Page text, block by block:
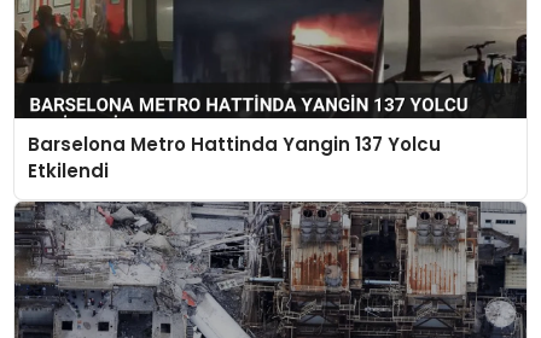
Barselona Metro Hattinda Yangin 137 Yolcu
Etkilendi